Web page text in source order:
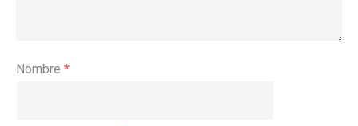
Nombre *